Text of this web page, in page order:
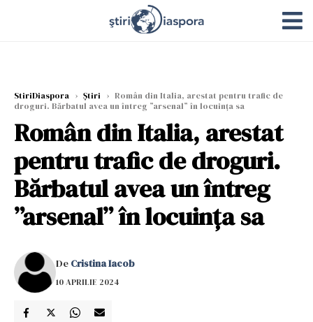
StiriDiaspora › Știri › Român din Italia, arestat pentru trafic de
droguri. Bărbatul avea un întreg ”arsenal” în locuința sa
Român din Italia, arestat
pentru trafic de droguri.
Bărbatul avea un întreg
”arsenal” în locuința sa
De Cristina Iacob
10 APRILIE 2024